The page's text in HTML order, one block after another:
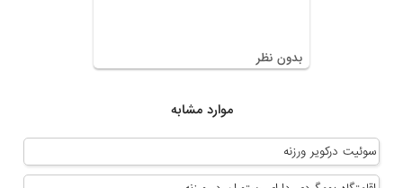
بدون نظر
موارد مشابه
سوئیت درکویر ورزنه